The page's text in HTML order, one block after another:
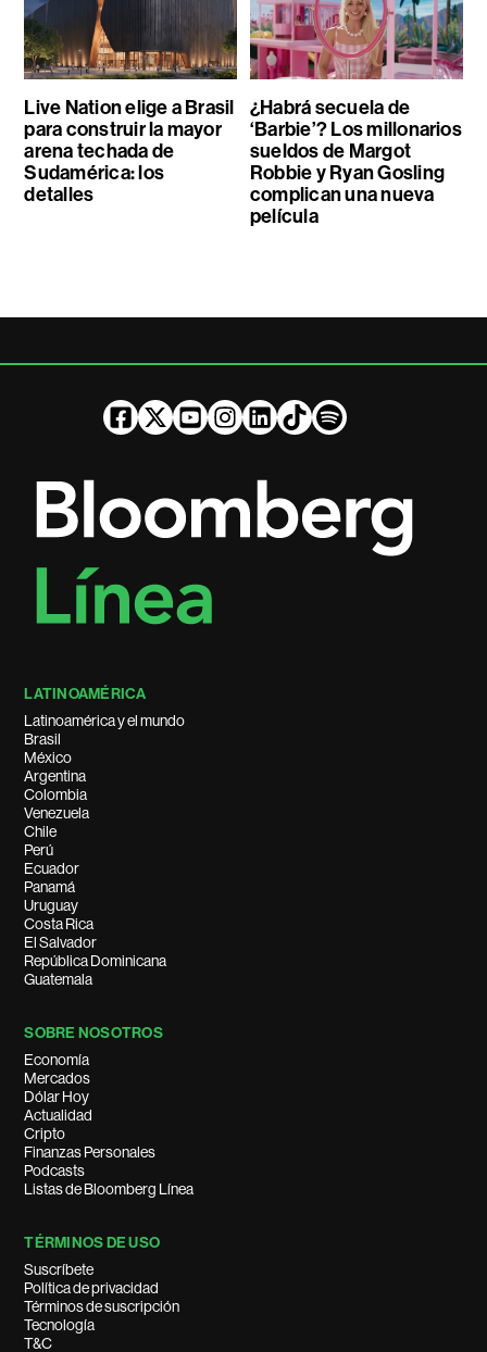
Live Nation elige a Brasil
para construir la mayor
arena techada de
Sudamérica: los
detalles
¿Habrá secuela de
‘Barbie’? Los millonarios
sueldos de Margot
Robbie y Ryan Gosling
complican una nueva
película
LATINOAMÉRICA
Latinoamérica y el mundo
Brasil
México
Argentina
Colombia
Venezuela
Chile
Perú
Ecuador
Panamá
Uruguay
Costa Rica
El Salvador
República Dominicana
Guatemala
SOBRE NOSOTROS
Economía
Mercados
Dólar Hoy
Actualidad
Cripto
Finanzas Personales
Podcasts
Listas de Bloomberg Línea
TÉRMINOS DE USO
Suscríbete
Política de privacidad
Términos de suscripción
Tecnología
T&C